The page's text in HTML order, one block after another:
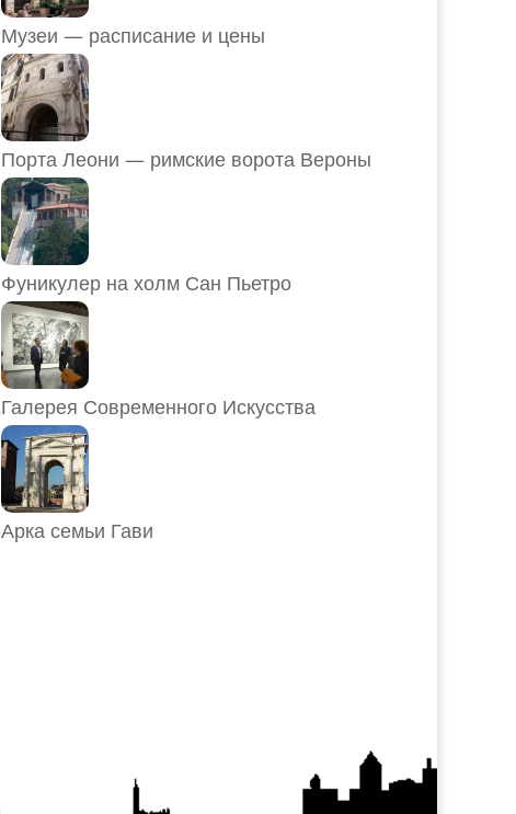
Музеи — расписание и цены
Порта Леони — римские ворота Вероны
Фуникулер на холм Сан Пьетро
Галерея Современного Искусства
Арка семьи Гави